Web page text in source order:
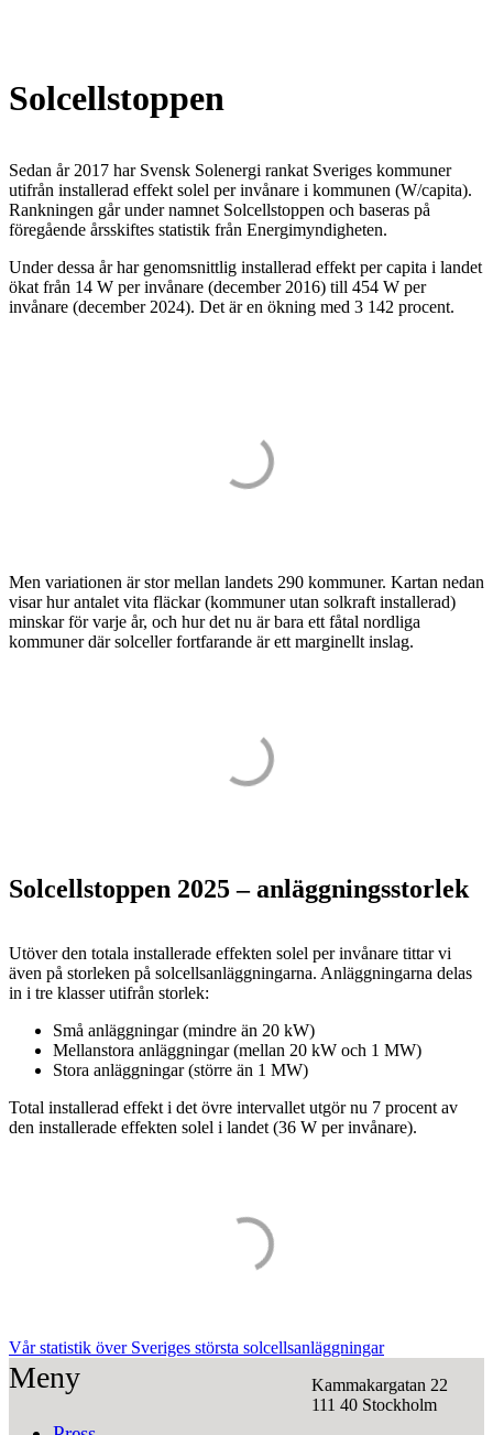
Solcells­toppen
Sedan år 2017 har Svensk Solenergi rankat Sveriges kommuner
utifrån installerad effekt solel per invånare i kommunen (W/capita).
Rankningen går under namnet Solcellstoppen och baseras på
föregående årsskiftes statistik från Energimyndigheten.
Under dessa år har genomsnittlig installerad effekt per capita i landet
ökat från 14 W per invånare (december 2016) till 454 W per
invånare (december 2024). Det är en ökning med 3 142 procent.
Men variationen är stor mellan landets 290 kommuner. Kartan nedan
visar hur antalet vita fläckar (kommuner utan solkraft installerad)
minskar för varje år, och hur det nu är bara ett fåtal nordliga
kommuner där solceller fortfarande är ett marginellt inslag.
Solcells­toppen 2025 – anläggnings­storlek
Utöver den totala installerade effekten solel per invånare tittar vi
även på storleken på solcellsanläggningarna. Anläggningarna delas
in i tre klasser utifrån storlek:
Små anläggningar (mindre än 20 kW)
Mellanstora anläggningar (mellan 20 kW och 1 MW)
Stora anläggningar (större än 1 MW)
Total installerad effekt i det övre intervallet utgör nu 7 procent av
den installerade effekten solel i landet (36 W per invånare).
Vår statistik över Sveriges största solcellsanläggningar
Meny
Kammakargatan 22
111 40 Stockholm